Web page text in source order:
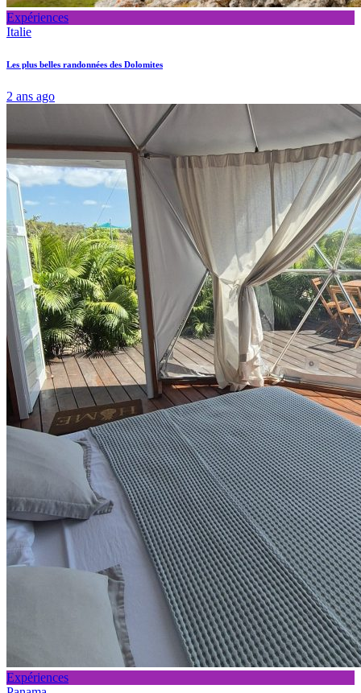
Expériences
Italie
Les plus belles randonnées des Dolomites
2 ans ago
Expériences